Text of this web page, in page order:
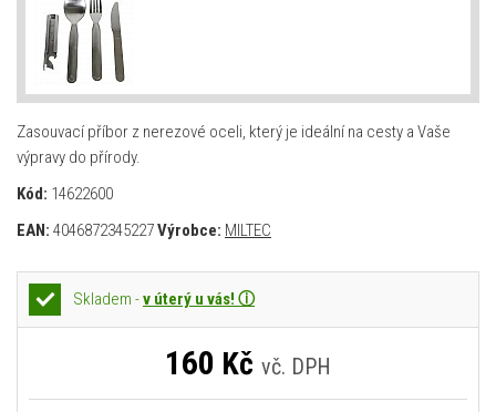
Zasouvací příbor z nerezové oceli, který je ideální na cesty a Vaše
výpravy do přírody.
Kód: 14622600
EAN: 4046872345227Výrobce: MILTEC
Skladem -v úterý u vás! ⓘ
160 Kč vč. DPH